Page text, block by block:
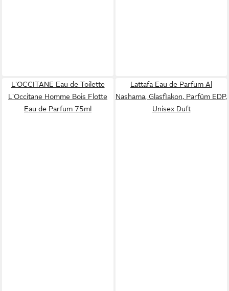
L'OCCITANE Eau de Toilette
L'Occitane Homme Bois Flotte
Eau de Parfum 75ml
Lattafa Eau de Parfum Al
Nashama, Glasflakon, Parfüm EDP,
Unisex Duft